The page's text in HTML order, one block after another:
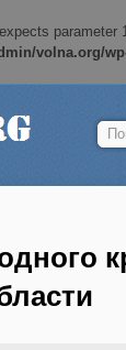
parameter
volna.org/